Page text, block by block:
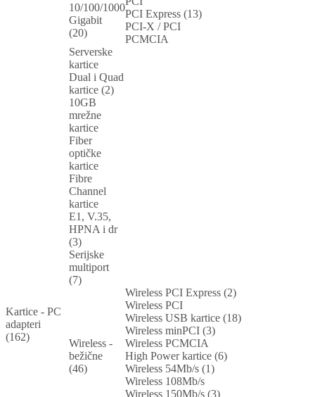
Kartice - PC
adapteri
(162)
10/100/1000
Gigabit
(20)
PCI Express (13)
PCI-X / PCI
PCMCIA
Serverske
kartice
Dual i Quad
kartice (2)
10GB
mrežne
kartice
Fiber
optičke
kartice
Fibre
Channel
kartice
E1, V.35,
HPNA i dr
(3)
Serijske
multiport
(7)
Wireless -
bežične
(46)
Wireless PCI Express (2)
Wireless PCI
Wireless USB kartice (18)
Wireless minPCI (3)
Wireless PCMCIA
High Power kartice (6)
Wireless 54Mb/s (1)
Wireless 108Mb/s
Wireless 150Mb/s (3)